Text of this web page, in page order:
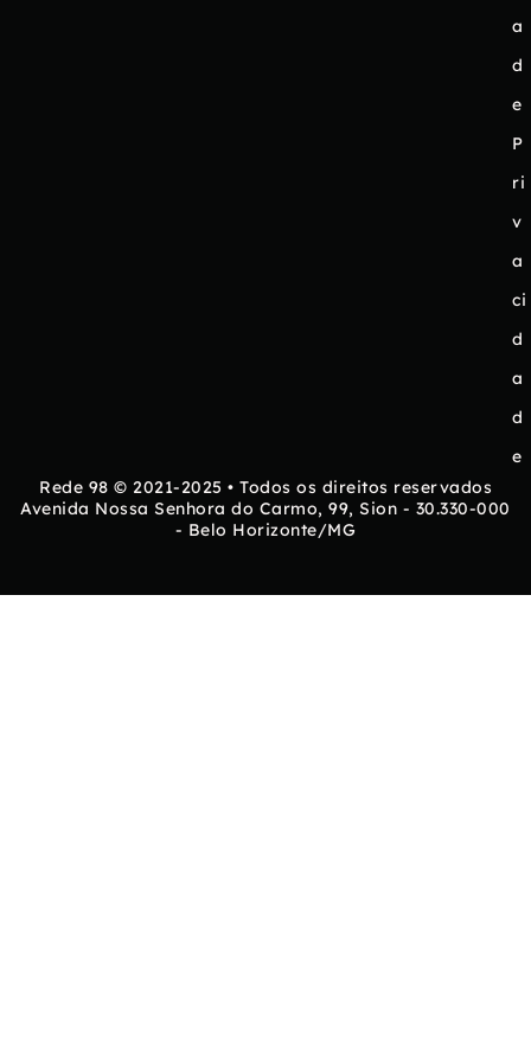
a
d
e
P
ri
v
a
ci
d
a
d
e
Rede 98 © 2021-2025 • Todos os direitos reservados
Avenida Nossa Senhora do Carmo, 99, Sion - 30.330-000
- Belo Horizonte/MG